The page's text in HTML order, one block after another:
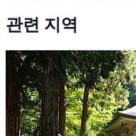
관련 지역